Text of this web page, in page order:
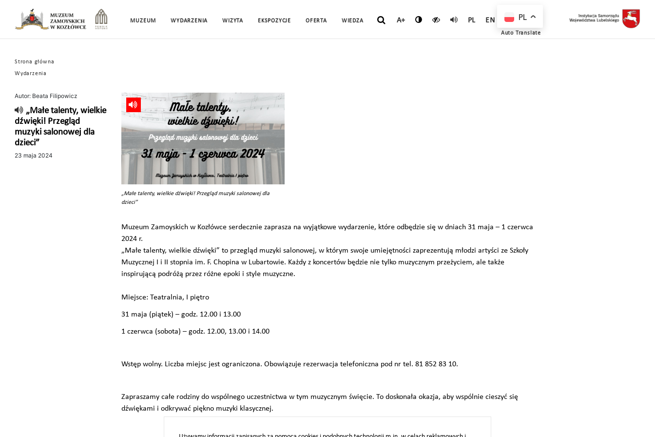
MUZEUM WYDARZENIA WIZYTA EKSPOZYCJE OFERTA WIEDZA A+ PL EN
Strona główna
Wydarzenia
Autor: Beata Filipowicz
„Małe talenty, wielkie
dźwięki! Przegląd
muzyki salonowej dla
dzieci”
23 maja 2024
„Małe talenty, wielkie dźwięki! Przegląd muzyki salonowej dla
dzieci”
Muzeum Zamoyskich w Kozłówce serdecznie zaprasza na wyjątkowe wydarzenie, które odbędzie się w dniach 31 maja – 1 czerwca
2024 r.
„Małe talenty, wielkie dźwięki” to przegląd muzyki salonowej, w którym swoje umiejętności zaprezentują młodzi artyści ze Szkoły
Muzycznej I i II stopnia im. F. Chopina w Lubartowie. Każdy z koncertów będzie nie tylko muzycznym przeżyciem, ale także
inspirującą podróżą przez różne epoki i style muzyczne.
Miejsce: Teatralnia, I piętro
31 maja (piątek) – godz. 12.00 i 13.00
1 czerwca (sobota) – godz. 12.00, 13.00 i 14.00
Wstęp wolny. Liczba miejsc jest ograniczona. Obowiązuje rezerwacja telefoniczna pod nr tel. 81 852 83 10.
Zapraszamy całe rodziny do wspólnego uczestnictwa w tym muzycznym święcie. To doskonała okazja, aby wspólnie cieszyć się
dźwiękami i odkrywać piękno muzyki klasycznej.
PL
Auto Translate